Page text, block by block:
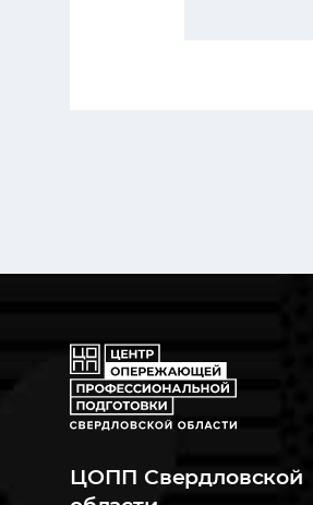
ЦОПП Свердловской